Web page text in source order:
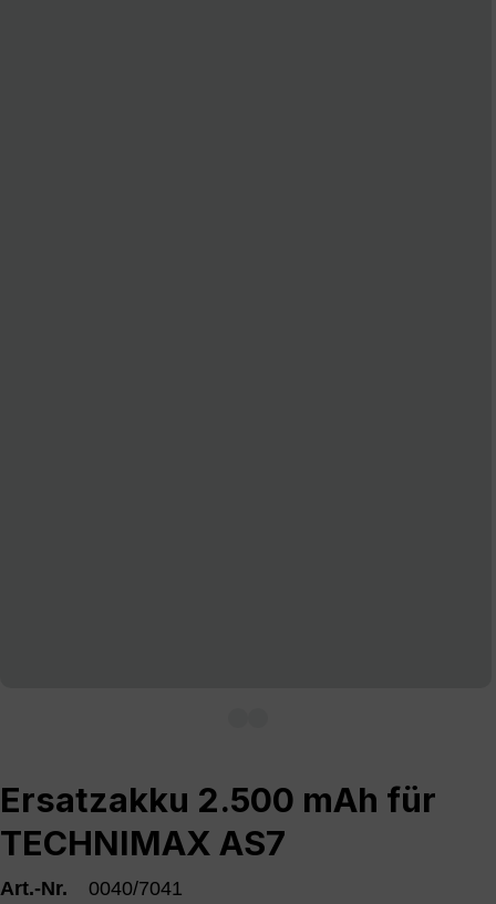
Ersatzakku 2.500 mAh für
TECHNIMAX AS7
Art.-Nr. 0040/7041